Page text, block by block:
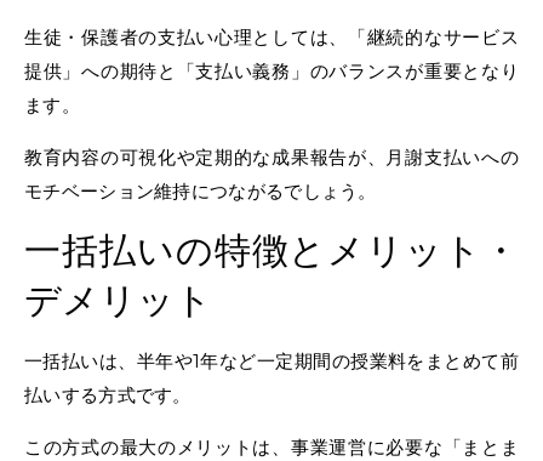
生徒・保護者の支払い心理としては、「継続的なサービス
提供」への期待と「支払い義務」のバランスが重要となり
ます。
教育内容の可視化や定期的な成果報告が、月謝支払いへの
モチベーション維持につながるでしょう。
一括払いの特徴とメリット・
デメリット
一括払いは、半年や1年など一定期間の授業料をまとめて前
払いする方式です。
この方式の最大のメリットは、事業運営に必要な「まとま